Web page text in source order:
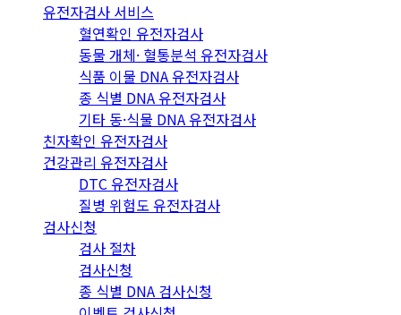
유전자검사 서비스
혈연확인 유전자검사
동물 개체· 혈통분석 유전자검사
식품 이물 DNA 유전자검사
종 식별 DNA 유전자검사
기타 동·식물 DNA 유전자검사
친자확인 유전자검사
건강관리 유전자검사
DTC 유전자검사
질병 위험도 유전자검사
검사신청
검사 절차
검사신청
종 식별 DNA 검사신청